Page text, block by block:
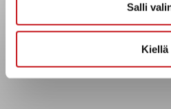
Salli
Kiellä
Tietosuojaselosteet
Päätöksenteko ja